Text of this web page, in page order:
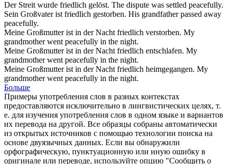
Der Streit wurde friedlich gelöst. The dispute was settled peacefully.
Sein Großvater ist friedlich gestorben. His grandfather passed away
peacefully.
Meine Großmutter ist in der Nacht friedlich verstorben. My
grandmother went peacefully in the night.
Meine Großmutter ist in der Nacht friedlich entschlafen. My
grandmother went peacefully in the night.
Meine Großmutter ist in der Nacht friedlich heimgegangen. My
grandmother went peacefully in the night.
Больше
Примеры употребления слов в разных контекстах
предоставляются исключительно в лингвистических целях, т.
е. для изучения употребления слов в одном языке и вариантов
их перевода на другой. Все образцы собраны автоматически
из открытых источников с помощью технологии поиска на
основе двуязычных данных. Если вы обнаружили
орфографическую, пунктуационную или иную ошибку в
оригинале или переводе, используйте опцию "Сообщить о